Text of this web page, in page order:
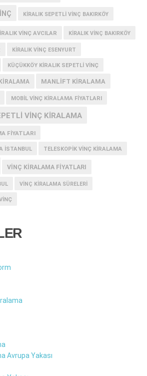
KIRALIK SEPETLI VINÇ BAKIRKÖY
VINÇ AVCILAR KIRALIK VINÇ BAKIRKÖY
KIRALIK VINÇ ESENYURT
KÜÇÜKKÖY KIRALIK SEPETLI VINÇ
MANLIFT KIRALAMA
MOBIL VINÇ KIRALAMA FIYATLARI
VINÇ KIRALAMA
FIYATLARI
İSTANBUL TELESKOPIK VINÇ KIRALAMA
VINÇ KIRALAMA FIYATLARI
VINÇ KIRALAMA SÜRELERI
Avrupa Yakası